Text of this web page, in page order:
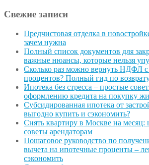
Свежие записи
Предчистовая отделка в
зачем нужна
Полный список документов для
важные нюансы, которые нельзя
Сколько раз можно вернуть НДФЛ
процентов? Полный гид по
Ипотека без стресса – простые
оформлению кредита на покупку
Субсидированная ипотека от
выгодно купить и сэкономить?
Снять квартиру в Москве на
советы арендаторам
Пошаговое руководство по
вычета на ипотечные проценты –
сэкономить